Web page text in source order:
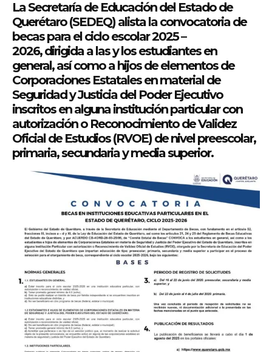
La Secretaría de Educación del Estado de
Querétaro (SEDEQ) alista la convocatoria de
becas para el ciclo escolar 2025 –
2026, dirigida a las y los estudiantes en
general, así como a hijos de elementos de
Corporaciones Estatales en material de
Seguridad y Justicia del Poder Ejecutivo
inscritos en alguna institución particular con
autorización o Reconocimiento de Validez
Oficial de Estudios (RVOE) de nivel preescolar,
primaria, secundaria y media superior.